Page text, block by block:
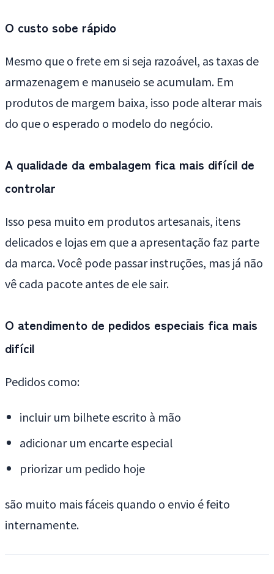
O custo sobe rápido
Mesmo que o frete em si seja razoável, as taxas de
armazenagem e manuseio se acumulam. Em
produtos de margem baixa, isso pode alterar mais
do que o esperado o modelo do negócio.
A qualidade da embalagem fica mais difícil de
controlar
Isso pesa muito em produtos artesanais, itens
delicados e lojas em que a apresentação faz parte
da marca. Você pode passar instruções, mas já não
vê cada pacote antes de ele sair.
O atendimento de pedidos especiais fica mais
difícil
Pedidos como:
incluir um bilhete escrito à mão
adicionar um encarte especial
priorizar um pedido hoje
são muito mais fáceis quando o envio é feito
internamente.